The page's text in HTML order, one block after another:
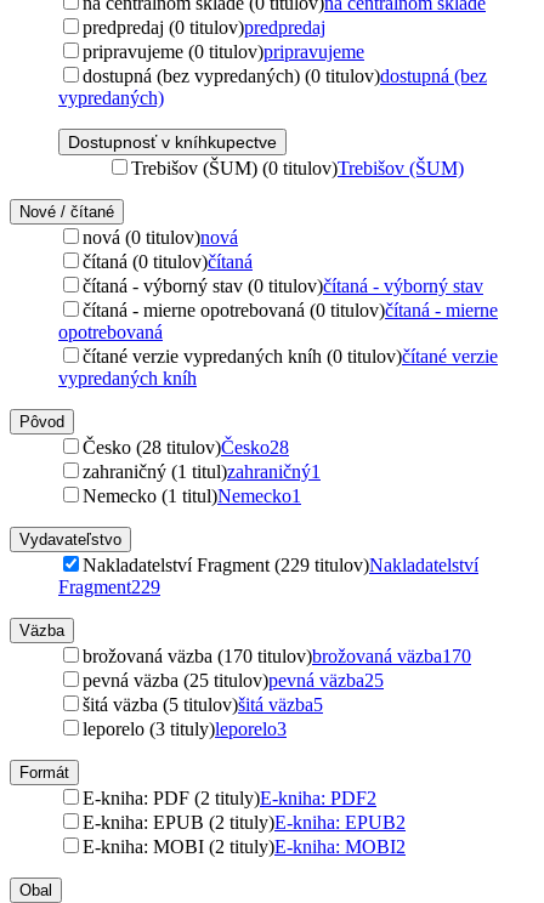
predpredaj (0 titulov)predpredaj
pripravujeme (0 titulov)pripravujeme
dostupná (bez vypredaných) (0 titulov)dostupná (bez
vypredaných)
Dostupnosť v kníhkupectve
Trebišov (ŠUM) (0 titulov)Trebišov (ŠUM)
Nové / čítané
nová (0 titulov)nová
čítaná (0 titulov)čítaná
čítaná - výborný stav (0 titulov)čítaná - výborný stav
čítaná - mierne opotrebovaná (0 titulov)čítaná - mierne
opotrebovaná
čítané verzie vypredaných kníh (0 titulov)čítané verzie
vypredaných kníh
Pôvod
Česko (28 titulov)Česko28
zahraničný (1 titul)zahraničný1
Nemecko (1 titul)Nemecko1
Vydavateľstvo
Nakladatelství Fragment (229 titulov)Nakladatelství
Fragment229
Väzba
brožovaná väzba (170 titulov)brožovaná väzba170
pevná väzba (25 titulov)pevná väzba25
šitá väzba (5 titulov)šitá väzba5
leporelo (3 tituly)leporelo3
Formát
E-kniha: PDF (2 tituly)E-kniha: PDF2
E-kniha: EPUB (2 tituly)E-kniha: EPUB2
E-kniha: MOBI (2 tituly)E-kniha: MOBI2
Obal